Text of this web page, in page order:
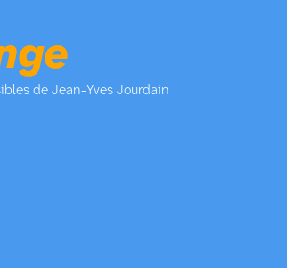
de Jean-Yves Jourdain